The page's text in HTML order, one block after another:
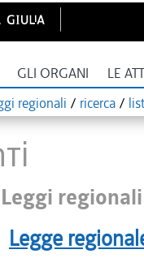
GLI ORGANI LE
regionali / ricerca /
Leggi regionali
Legge